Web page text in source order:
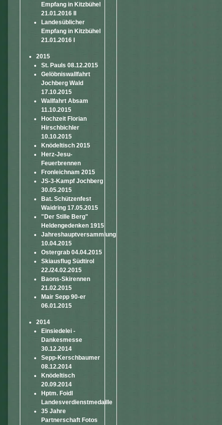
Empfang in Kitzbühel
21.01.2016 II
Landesüblicher
Empfang in Kitzbühel
21.01.2016 I
2015
St. Pauls 08.12.2015
Gelöbniswallfahrt
Jochberg Wald
17.10.2015
Wallfahrt Absam
11.10.2015
Hochzeit Florian
Hirschbichler
10.10.2015
Knödeltisch 2015
Herz-Jesu-
Feuerbrennen
Fronleichnam 2015
JS-3-Kampf Jochberg
30.05.2015
Bat. Schützenfest
Waidring 17.05.2015
"Der Stille Berg"
Heldengedenken 1915
Jahreshauptversammlung
10.04.2015
Ostergrab 04.04.2015
Skiausflug Südtirol
22./24.02.2015
Baons-Skirennen
21.02.2015
Mair Sepp 90-er
06.01.2015
2014
Einsiedelei -
Dankesmesse
30.12.2014
Sepp-Kerschbaumer
08.12.2014
Knödeltisch
20.09.2014
Hptm. Foidl
Landesverdienstmedaille
35 Jahre
Partnerschaft Fotos